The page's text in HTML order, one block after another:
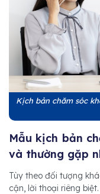
Kịch bản chăm sóc
Mẫu kịch bản
và thường gặp
Tùy theo đối tượng
cận, lời thoại riêng